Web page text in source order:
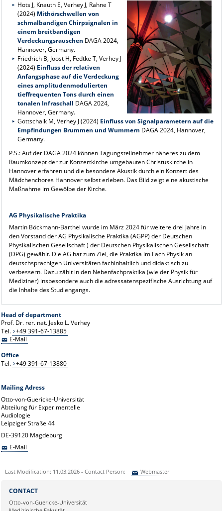
Hots J, Knauth E, Verhey J, Rahne T
(2024) Mithörschwellen von
schmalbandigen Chirpsignalen in
einem breitbandigen
Verdeckungsrauschen DAGA 2024,
Hannover, Germany.
Friedrich B, Joost H, Fedtke T, Verhey J
(2024) Einfluss der relativen
Anfangsphase auf die Verdeckung
eines amplitudenmodulierten
tieffrequenten Tons durch einen
tonalen Infraschall DAGA 2024,
Hannover, Germany.
Gottschalk M, Verhey J (2024) Einfluss von Signalparametern auf die
Empfindungen Brummen und Wummern DAGA 2024, Hannover,
Germany.
P.S.: Auf der DAGA 2024 können Tagungsteilnehmer näheres zu dem
Raumkonzept der zur Konzertkirche umgebauten Christuskirche in
Hannover erfahren und die besondere Akustik durch ein Konzert des
Mädchenchores Hannover selbst erleben. Das Bild zeigt eine akustische
Maßnahme im Gewölbe der Kirche.
AG Physikalische Praktika
Martin Böckmann-Barthel wurde im März 2024 für weitere drei Jahre in
den Vorstand der AG Physikalische Praktika (AGPP) der Deutschen
Physikalischen Gesellschaft ) der Deutschen Physikalischen Gesellschaft
(DPG) gewählt. Die AG hat zum Ziel, die Praktika im Fach Physik an
deutschsprachigen Universitäten fachinhaltlich und didaktisch zu
verbessern. Dazu zählt in den Nebenfachpraktika (wie der Physik für
Mediziner) insbesondere auch die adressatenspezifische Ausrichtung auf
die Inhalte des Studiengangs.
Head of department
Prof. Dr. rer. nat. Jesko L. Verhey
Tel. +49 391-67-13885
E-Mail
Office
Tel. +49 391-67-13880
Mailing Adress
Otto-von-Guericke-Universität
Abteilung für Experimentelle
Audiologie
Leipziger Straße 44
DE-39120 Magdeburg
E-Mail
Last Modification: 11.03.2026 - Contact Person: Webmaster
Ihre E-Mailadresse:
CONTACT
Otto-von-Guericke-Universität